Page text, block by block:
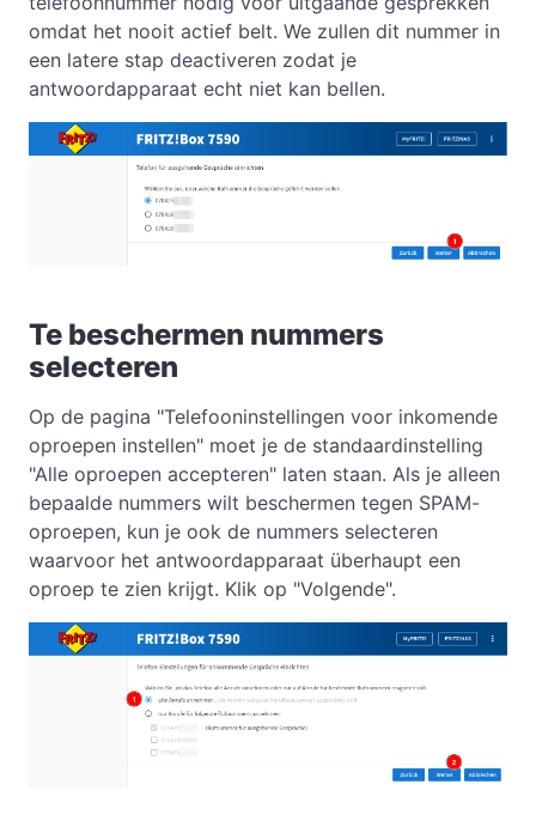
omdat het nooit actief belt. We zullen dit nummer in
een latere stap deactiveren zodat je
antwoordapparaat echt niet kan bellen.
Te beschermen nummers
selecteren
Op de pagina "Telefooninstellingen voor inkomende
oproepen instellen" moet je de standaardinstelling
"Alle oproepen accepteren" laten staan. Als je alleen
bepaalde nummers wilt beschermen tegen SPAM-
oproepen, kun je ook de nummers selecteren
waarvoor het antwoordapparaat überhaupt een
oproep te zien krijgt. Klik op "Volgende".